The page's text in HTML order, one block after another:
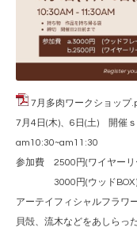
7月多肉ワークショップ
7月4日(木)、6日(土) 開催ｓ
am10:30~am11:30
参加費 2500円(ワイヤーリ
3000円(ウッドBOX
アーテイフィシャルフラワ
貝殻、流木などをあしらっ